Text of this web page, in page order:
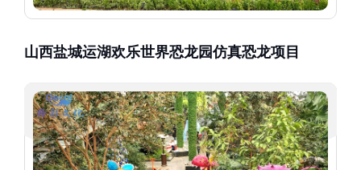
山西盐城运湖欢乐世界恐龙园仿真恐龙项目